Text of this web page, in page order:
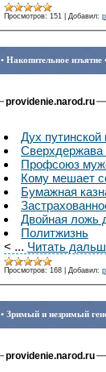
Просмотров: 151 Добавил:
• Накопительное изъятие
providenie.narod.ru
Дух путинской
Сверхдержава
Профсоюз
Кому мешает
Бумажная
Двойная ложь
Политжизнь
< ... Читать
Просмотров: 168 Добавил:
• Зримый и незримый
providenie.narod.ru